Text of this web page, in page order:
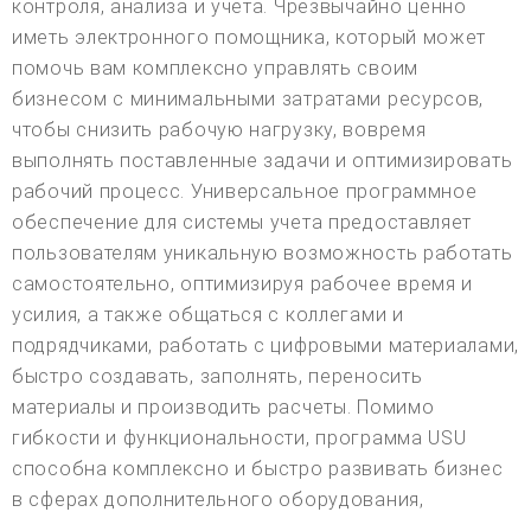
контроля, анализа и учета. Чрезвычайно ценно
иметь электронного помощника, который может
помочь вам комплексно управлять своим
бизнесом с минимальными затратами ресурсов,
чтобы снизить рабочую нагрузку, вовремя
выполнять поставленные задачи и оптимизировать
рабочий процесс. Универсальное программное
обеспечение для системы учета предоставляет
пользователям уникальную возможность работать
самостоятельно, оптимизируя рабочее время и
усилия, а также общаться с коллегами и
подрядчиками, работать с цифровыми материалами,
быстро создавать, заполнять, переносить
материалы и производить расчеты. Помимо
гибкости и функциональности, программа USU
способна комплексно и быстро развивать бизнес
в сферах дополнительного оборудования,